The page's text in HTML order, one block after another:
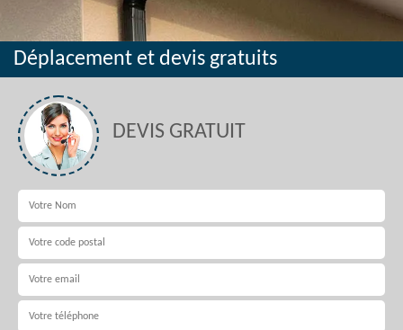
Déplacement et devis gratuits
DEVIS GRATUIT